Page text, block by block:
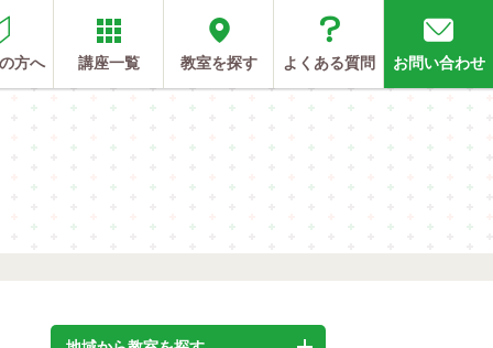
方へ 講座一覧 教室を探す よくある質問 お問い合わせ